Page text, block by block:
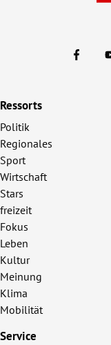
Ressorts
Politik
Regionales
Sport
Wirtschaft
Stars
freizeit
Fokus
Leben
Kultur
Meinung
Klima
Mobilität
Service